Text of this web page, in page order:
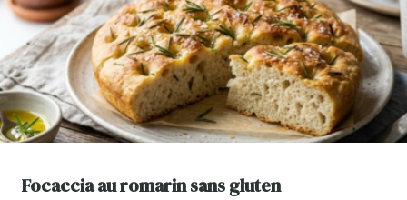
Focaccia au romarin sans gluten